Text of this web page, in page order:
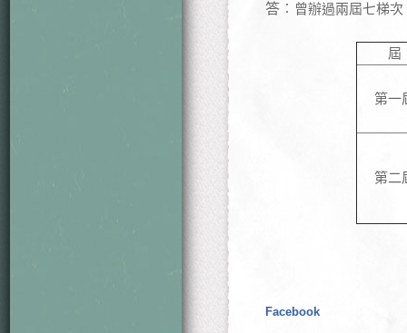
答︰ 曾辦過兩屆七梯
屆
第一
第二
Facebook